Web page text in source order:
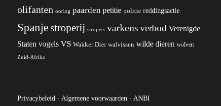
olifanten oorlog paarden petitie politie reddingsactie
Spanjestroperij stropers varkens verbod Verenigde
Staten vogels VS Wakker Dier walvissen wilde dieren wolven
Zuid-Afrika
Privacybeleid - Algemene voorwaarden - ANBI